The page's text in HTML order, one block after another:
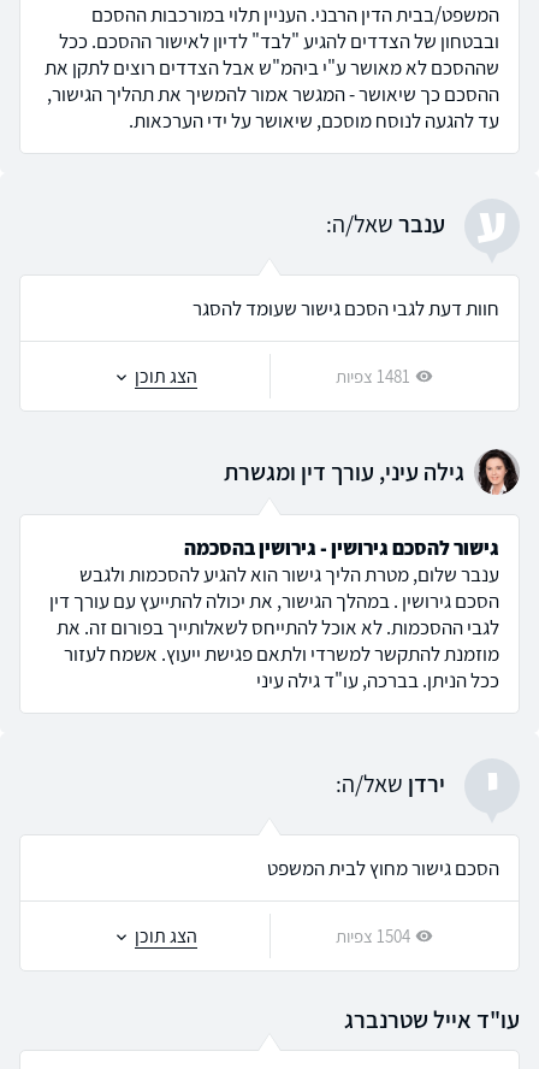
המשפט/בבית הדין הרבני. העניין תלוי במורכבות ההסכם
ובבטחון של הצדדים להגיע "לבד" לדיון לאישור ההסכם. ככל
שההסכם לא מאושר ע"י ביהמ"ש אבל הצדדים רוצים לתקן את
ההסכם כך שיאושר - המגשר אמור להמשיך את תהליך הגישור,
עד להגעה לנוסח מוסכם, שיאושר על ידי הערכאות.
ע ענברשאל/ה:
חוות דעת לגבי הסכם גישור שעומד להסגר
1481 צפיות הצג תוכן
גילה עיני, עורך דין ומגשרת
גישור להסכם גירושין - גירושין בהסכמה
ענבר שלום, מטרת הליך גישור הוא להגיע להסכמות ולגבש
הסכם גירושין . במהלך הגישור, את יכולה להתייעץ עם עורך דין
לגבי ההסכמות. לא אוכל להתייחס לשאלותייך בפורום זה. את
מוזמנת להתקשר למשרדי ולתאם פגישת ייעוץ. אשמח לעזור
ככל הניתן. בברכה, עו"ד גילה עיני
י ירדן שאל/ה:
הסכם גישור מחוץ לבית המשפט
1504 צפיות הצג תוכן
עו"ד אייל שטרנברג